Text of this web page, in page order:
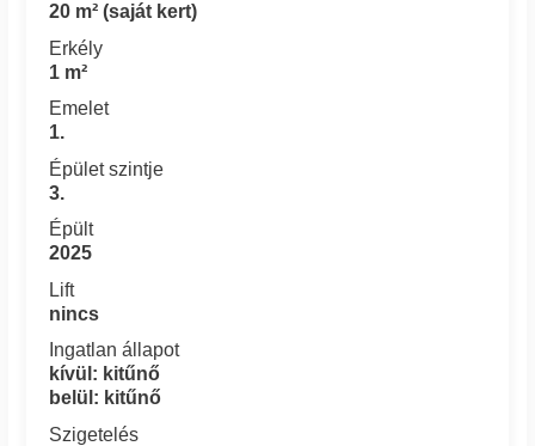
20 m² (saját kert)
Erkély
1 m²
Emelet
1.
Épület szintje
3.
Épült
2025
Lift
nincs
Ingatlan állapot
kívül: kitűnő
belül: kitűnő
Szigetelés